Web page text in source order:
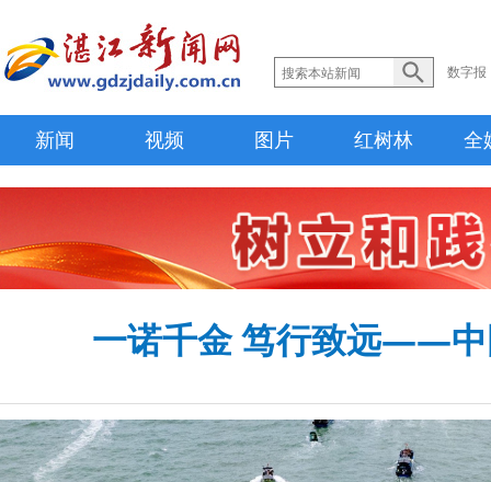
数字
新闻 视频 图片 红树林 全
一诺千金 笃行致远——中